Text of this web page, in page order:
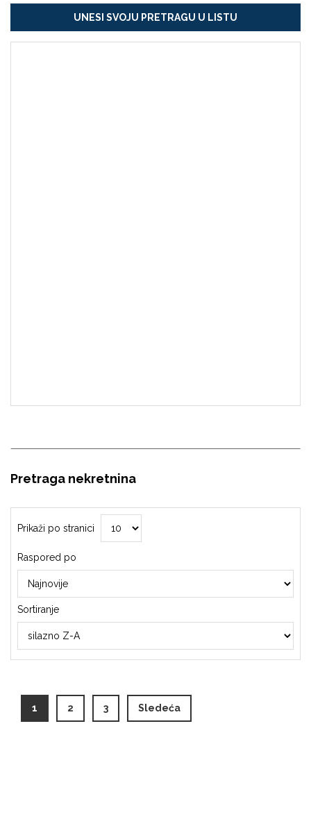
UNESI SVOJU PRETRAGU U LISTU
Pretraga nekretnina
Prikaži po stranici
Raspored po
Sortiranje
1 (current)
2 3 Sledeća